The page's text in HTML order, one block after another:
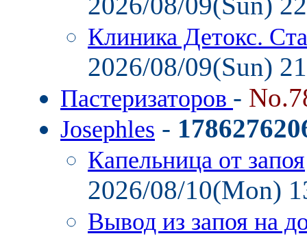
Клиника Детокс.
2026/08/09(Sun)
Пастеризаторов -
Josephles -
Капельница от запоя
2026/08/10(Mon)
Вывод из запоя на